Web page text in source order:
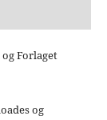
Forlaget
og